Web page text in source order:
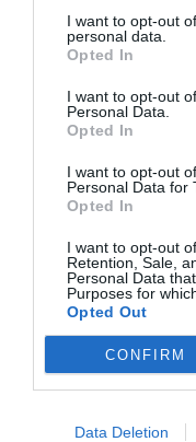
I want to opt-out
personal data.
Opted In
I want to opt-out
Personal Data.
Opted In
I want to opt-out
Personal Data for
Opted In
I want to opt-out
Retention, Sale,
Personal Data
Purposes for
Opted Out
CONFIRM
Data Deletion
Premier
Publicidad
2Playbook Club2P